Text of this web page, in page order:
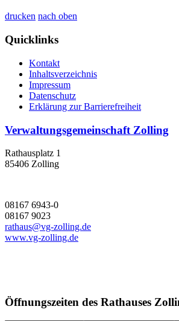
drucken nach oben
Quicklinks
Kontakt
Inhaltsverzeichnis
Impressum
Datenschutz
Erklärung zur Barrierefreiheit
Verwaltungsgemeinschaft Zolling
Rathausplatz 1
85406 Zolling
08167 6943-0
08167 9023
rathaus@vg-zolling.de
www.vg-zolling.de
Öffnungszeiten des Rathauses